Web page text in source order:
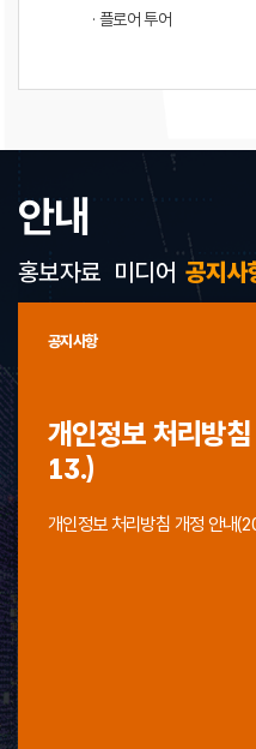
· 플로어 투어
안내
공지사
공지사항
개인정보 처리방
13.)
개인정보 처리방침 개정 안내
홍보자료 미디어